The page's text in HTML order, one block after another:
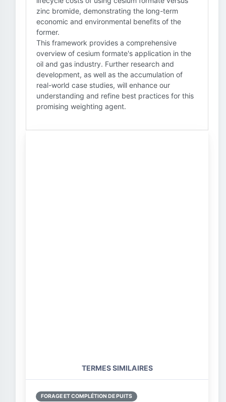
zinc bromide, demonstrating the long-term
economic and environmental benefits of the
former.
This framework provides a comprehensive
overview of cesium formate's application in the
oil and gas industry. Further research and
development, as well as the accumulation of
real-world case studies, will enhance our
understanding and refine best practices for this
promising weighting agent.
TERMES SIMILAIRES
FORAGE ET COMPLÉTION DE PUITS